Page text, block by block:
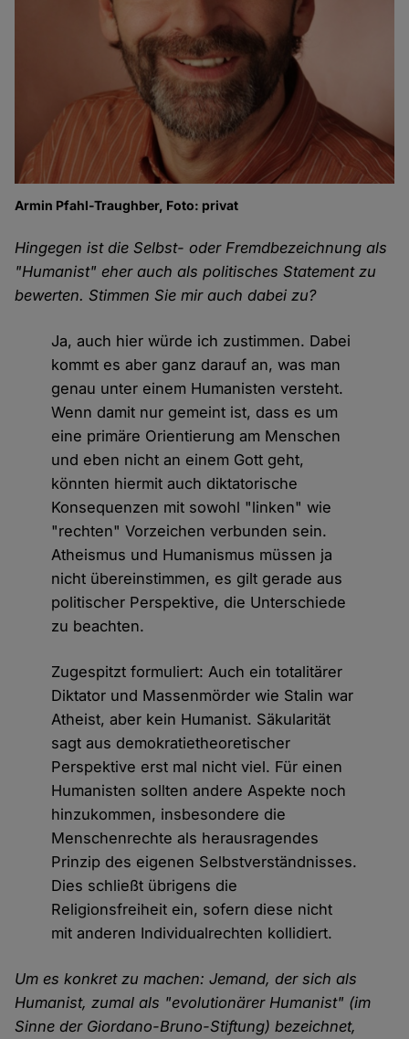
Armin Pfahl-Traughber, Foto: privat
Hingegen ist die Selbst- oder Fremdbezeichnung als
"Humanist" eher auch als politisches Statement zu
bewerten. Stimmen Sie mir auch dabei zu?
Ja, auch hier würde ich zustimmen. Dabei
kommt es aber ganz darauf an, was man
genau unter einem Humanisten versteht.
Wenn damit nur gemeint ist, dass es um
eine primäre Orientierung am Menschen
und eben nicht an einem Gott geht,
könnten hiermit auch diktatorische
Konsequenzen mit sowohl "linken" wie
"rechten" Vorzeichen verbunden sein.
Atheismus und Humanismus müssen ja
nicht übereinstimmen, es gilt gerade aus
politischer Perspektive, die Unterschiede
zu beachten.
Zugespitzt formuliert: Auch ein totalitärer
Diktator und Massenmörder wie Stalin war
Atheist, aber kein Humanist. Säkularität
sagt aus demokratietheoretischer
Perspektive erst mal nicht viel. Für einen
Humanisten sollten andere Aspekte noch
hinzukommen, insbesondere die
Menschenrechte als herausragendes
Prinzip des eigenen Selbstverständnisses.
Dies schließt übrigens die
Religionsfreiheit ein, sofern diese nicht
mit anderen Individualrechten kollidiert.
Um es konkret zu machen: Jemand, der sich als
Humanist, zumal als "evolutionärer Humanist" (im
Sinne der Giordano-Bruno-Stiftung) bezeichnet,